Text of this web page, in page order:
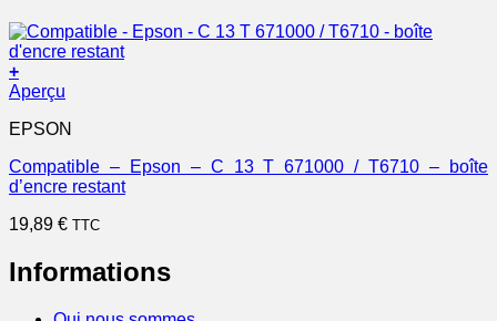
+
Aperçu
EPSON
Compatible – Epson – C 13 T 671000 / T6710 – boîte
d’encre restant
19,89 € TTC
Informations